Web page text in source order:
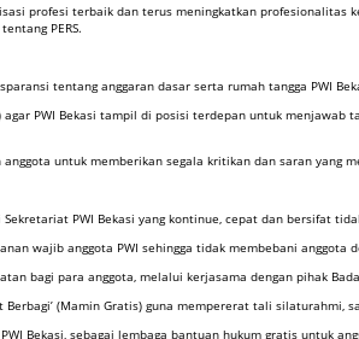
profesi terbaik dan terus meningkatkan
PERS.
tentang anggaran dasar serta rumah tangga PWI
agar PWI Bekasi tampil di posisi terdepan untuk
anggota untuk memberikan segala kritikan dan saran
PWI Bekasi yang kontinue, cepat dan bersifat
wajib anggota PWI sehingga tidak membebani
bagi para anggota, melalui kerjasama dengan pihak
Berbagi’ (Mamin Gratis) guna mempererat tali
Bekasi, sebagai lembaga bantuan hukum gratis untuk